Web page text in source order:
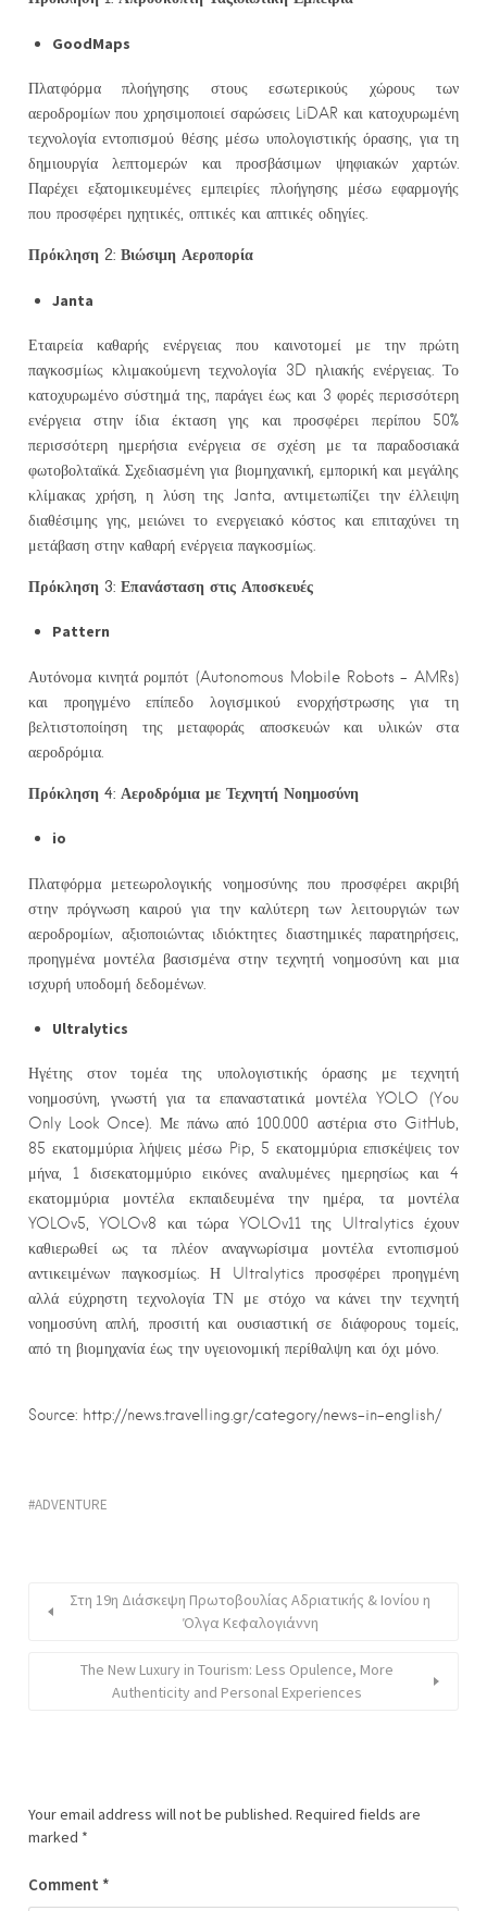
GoodMaps
Πλατφόρμα πλοήγησης στους εσωτερικούς χώρους των
αεροδρομίων που χρησιμοποιεί σαρώσεις LiDAR και κατοχυρωμένη
τεχνολογία εντοπισμού θέσης μέσω υπολογιστικής όρασης, για τη
δημιουργία λεπτομερών και προσβάσιμων ψηφιακών χαρτών.
Παρέχει εξατομικευμένες εμπειρίες πλοήγησης μέσω εφαρμογής
που προσφέρει ηχητικές, οπτικές και απτικές οδηγίες.
Πρόκληση 2: Βιώσιμη Αεροπορία
Janta
Εταιρεία καθαρής ενέργειας που καινοτομεί με την πρώτη
παγκοσμίως κλιμακούμενη τεχνολογία 3D ηλιακής ενέργειας. Το
κατοχυρωμένο σύστημά της, παράγει έως και 3 φορές περισσότερη
ενέργεια στην ίδια έκταση γης και προσφέρει περίπου 50%
περισσότερη ημερήσια ενέργεια σε σχέση με τα παραδοσιακά
φωτοβολταϊκά. Σχεδιασμένη για βιομηχανική, εμπορική και μεγάλης
κλίμακας χρήση, η λύση της Janta, αντιμετωπίζει την έλλειψη
διαθέσιμης γης, μειώνει το ενεργειακό κόστος και επιταχύνει τη
μετάβαση στην καθαρή ενέργεια παγκοσμίως.
Πρόκληση 3: Επανάσταση στις Αποσκευές
Pattern
Αυτόνομα κινητά ρομπότ (Autonomous Mobile Robots – AMRs)
και προηγμένο επίπεδο λογισμικού ενορχήστρωσης για τη
βελτιστοποίηση της μεταφοράς αποσκευών και υλικών στα
αεροδρόμια.
Πρόκληση 4: Αεροδρόμια με Τεχνητή Νοημοσύνη
io
Πλατφόρμα μετεωρολογικής νοημοσύνης που προσφέρει ακριβή
στην πρόγνωση καιρού για την καλύτερη των λειτουργιών των
αεροδρομίων, αξιοποιώντας ιδιόκτητες διαστημικές παρατηρήσεις,
προηγμένα μοντέλα βασισμένα στην τεχνητή νοημοσύνη και μια
ισχυρή υποδομή δεδομένων.
Ultralytics
Ηγέτης στον τομέα της υπολογιστικής όρασης με τεχνητή
νοημοσύνη, γνωστή για τα επαναστατικά μοντέλα YOLO (You
Only Look Once). Με πάνω από 100.000 αστέρια στο GitHub,
85 εκατομμύρια λήψεις μέσω Pip, 5 εκατομμύρια επισκέψεις τον
μήνα, 1 δισεκατομμύριο εικόνες αναλυμένες ημερησίως και 4
εκατομμύρια μοντέλα εκπαιδευμένα την ημέρα, τα μοντέλα
YOLOv5, YOLOv8 και τώρα YOLOv11 της Ultralytics έχουν
καθιερωθεί ως τα πλέον αναγνωρίσιμα μοντέλα εντοπισμού
αντικειμένων παγκοσμίως. Η Ultralytics προσφέρει προηγμένη
αλλά εύχρηστη τεχνολογία ΤΝ με στόχο να κάνει την τεχνητή
νοημοσύνη απλή, προσιτή και ουσιαστική σε διάφορους τομείς,
από τη βιομηχανία έως την υγειονομική περίθαλψη και όχι μόνο.
Source: http://news.travelling.gr/category/news-in-english/
ADVENTURE
Στη 19η Διάσκεψη Πρωτοβουλίας Αδριατικής & Ιονίου η
Όλγα Κεφαλογιάννη
The New Luxury in Tourism: Less Opulence, More
Authenticity and Personal Experiences
Your email address will not be published. Required fields are
marked *
Comment *